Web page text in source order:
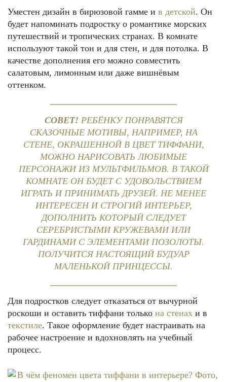
Уместен дизайн в бирюзовой гамме и в детской. Он
будет напоминать подростку о романтике морских
путешествий и тропических странах. В комнате
используют такой тон и для стен, и для потолка. В
качестве дополнения его можно совместить
салатовым, лимонным или даже вишнёвым
оттенком.
СОВЕТ! РЕБЁНКУ ПОНРАВЯТСЯ
СКАЗОЧНЫЕ МОТИВЫ, НАПРИМЕР, НА
СТЕНЕ, ОКРАШЕННОЙ В ЦВЕТ ТИФФАНИ,
МОЖНО НАРИСОВАТЬ ЛЮБИМЫЕ
ПЕРСОНАЖИ ИЗ МУЛЬТФИЛЬМОВ. В ТАКОЙ
КОМНАТЕ ОН БУДЕТ С УДОВОЛЬСТВИЕМ
ИГРАТЬ И ПРИНИМАТЬ ДРУЗЕЙ. НЕ МЕНЕЕ
ИНТЕРЕСЕН И СТРОГИЙ ИНТЕРЬЕР,
ДОПОЛНИТЬ КОТОРЫЙ СЛЕДУЕТ
СЕРЕБРИСТЫМИ КРУЖЕВАМИ ИЛИ
ГАРДИНАМИ С ЭЛЕМЕНТАМИ ПОЗОЛОТЫ.
ПОЛУЧИТСЯ НАСТОЯЩИЙ БУДУАР
МАЛЕНЬКОЙ ПРИНЦЕССЫ.
Для подростков следует отказаться от вычурной
роскоши и оставить тиффани только на стенах и в
текстиле. Такое оформление будет настраивать на
рабочее настроение и вдохновлять на учебный
процесс.